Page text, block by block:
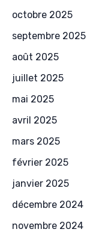
octobre 2025
septembre 2025
août 2025
juillet 2025
mai 2025
avril 2025
mars 2025
février 2025
janvier 2025
décembre 2024
novembre 2024